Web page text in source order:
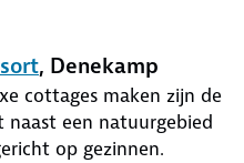
, Denekamp
cottages maken zijn de
naast een natuurgebied
op gezinnen.